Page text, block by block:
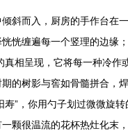
斜而入，厨房的手作台在
恍缠遍每一个竖理的边
真相呈现，它将每一种冷
的树影与窖如骨髓拼合，
”，你用勺子划过微微旋
颗很温流的花杯热灶化末